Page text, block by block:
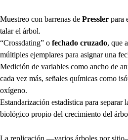
Muestreo con barrenas de Pressler para
talar el árbol.
“Crossdating” o fechado cruzado, que
múltiples ejemplares para asignar una
Medición de variables como ancho de
cada vez más, señales químicas como
oxígeno.
Estandarización estadística para separar
biológico propio del crecimiento del